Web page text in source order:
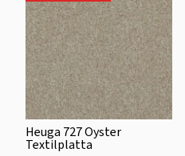
Heuga 727 Oyster
Textilplatta